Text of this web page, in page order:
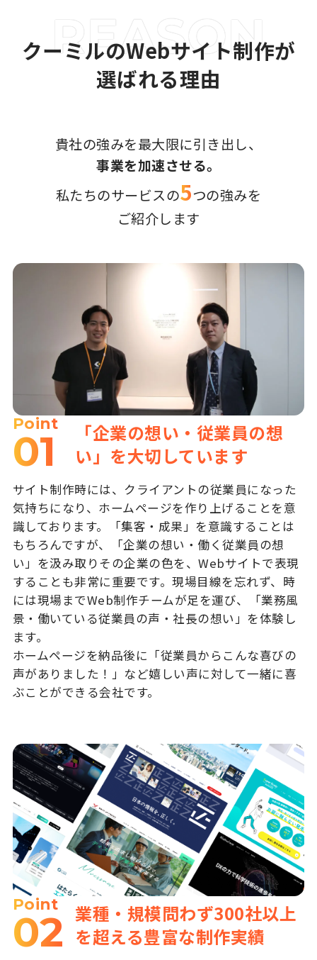
クーミルのWebサイト制作が
選ばれる理由
貴社の強みを最大限に引き出し、
事業を加速させる。
私たちのサービスの5つの強みを
ご紹介します
Point
01
「企業の想い・従業員の想
い」を大切しています
サイト制作時には、クライアントの従業員になった
気持ちになり、ホームページを作り上げることを意
識しております。「集客・成果」を意識することは
もちろんですが、「企業の想い・働く従業員の想
い」を汲み取りその企業の色を、Webサイトで表現
することも非常に重要です。現場目線を忘れず、時
には現場までWeb制作チームが足を運び、「業務風
景・働いている従業員の声・社長の想い」を体験し
ます。
ホームページを納品後に「従業員からこんな喜びの
声がありました！」など嬉しい声に対して一緒に喜
ぶことができる会社です。
Point
02 業種・規模問わず300社以上
を超える豊富な制作実績